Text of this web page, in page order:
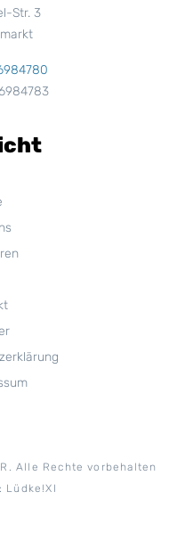
Str. 3
. Alle Rechte vorbehalten
Lüdke!XI